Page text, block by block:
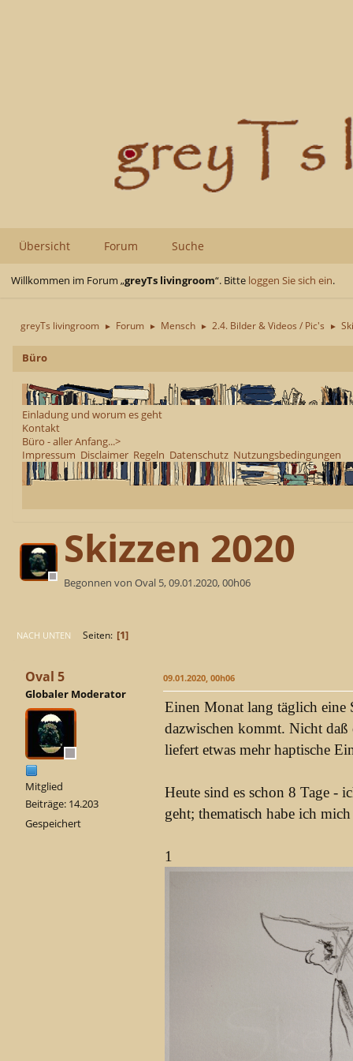
Übersicht Forum Suche
Willkommen im Forum „greyTs livingroom“. Bitte loggen Sie sich ein.
greyTs livingroom ► Forum ► Mensch ► 2.4. Bilder & Videos / Pic's ►
Büro
Einladung und worum es geht
Kontakt
Büro - aller Anfang...>
Impressum Disclaimer Regeln Datenschutz Nutzungsbedingungen
Skizzen 2020
Begonnen von Oval 5, 09.01.2020, 00h06
NACH UNTEN Seiten 1
Oval 5
Globaler Moderator
Mitglied
Beiträge: 14.203
Gespeichert
09.01.2020, 00h06
Einen Monat lang täglich eine
dazwischen kommt. Nicht daß
liefert etwas mehr haptische
Heute sind es schon 8 Tage -
geht; thematisch habe ich
1